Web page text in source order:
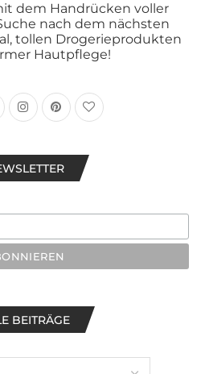
dem Handrücken voller
nach dem nächsten
tollen Drogerieprodukten
Hautpflege!
BEITRÄGE